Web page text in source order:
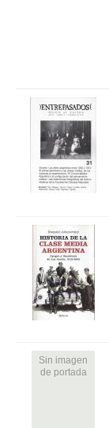
Sin imagen
de portada